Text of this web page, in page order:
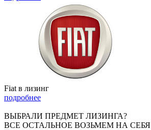
Fiat в лизинг
подробнее
ВЫБРАЛИ ПРЕДМЕТ ЛИЗИНГА?
ВСЕ ОСТАЛЬНОЕ ВОЗЬМЕМ НА СЕБЯ